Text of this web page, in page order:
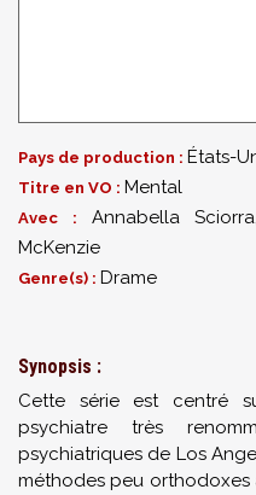
Pays de production : États-
Titre en VO : Mental
Avec : Annabella Sciorra
McKenzie
Genre(s) : Drame
Synopsis :
Cette série est centré
psychiatre très
psychiatriques de Los
méthodes peu orthodoxes